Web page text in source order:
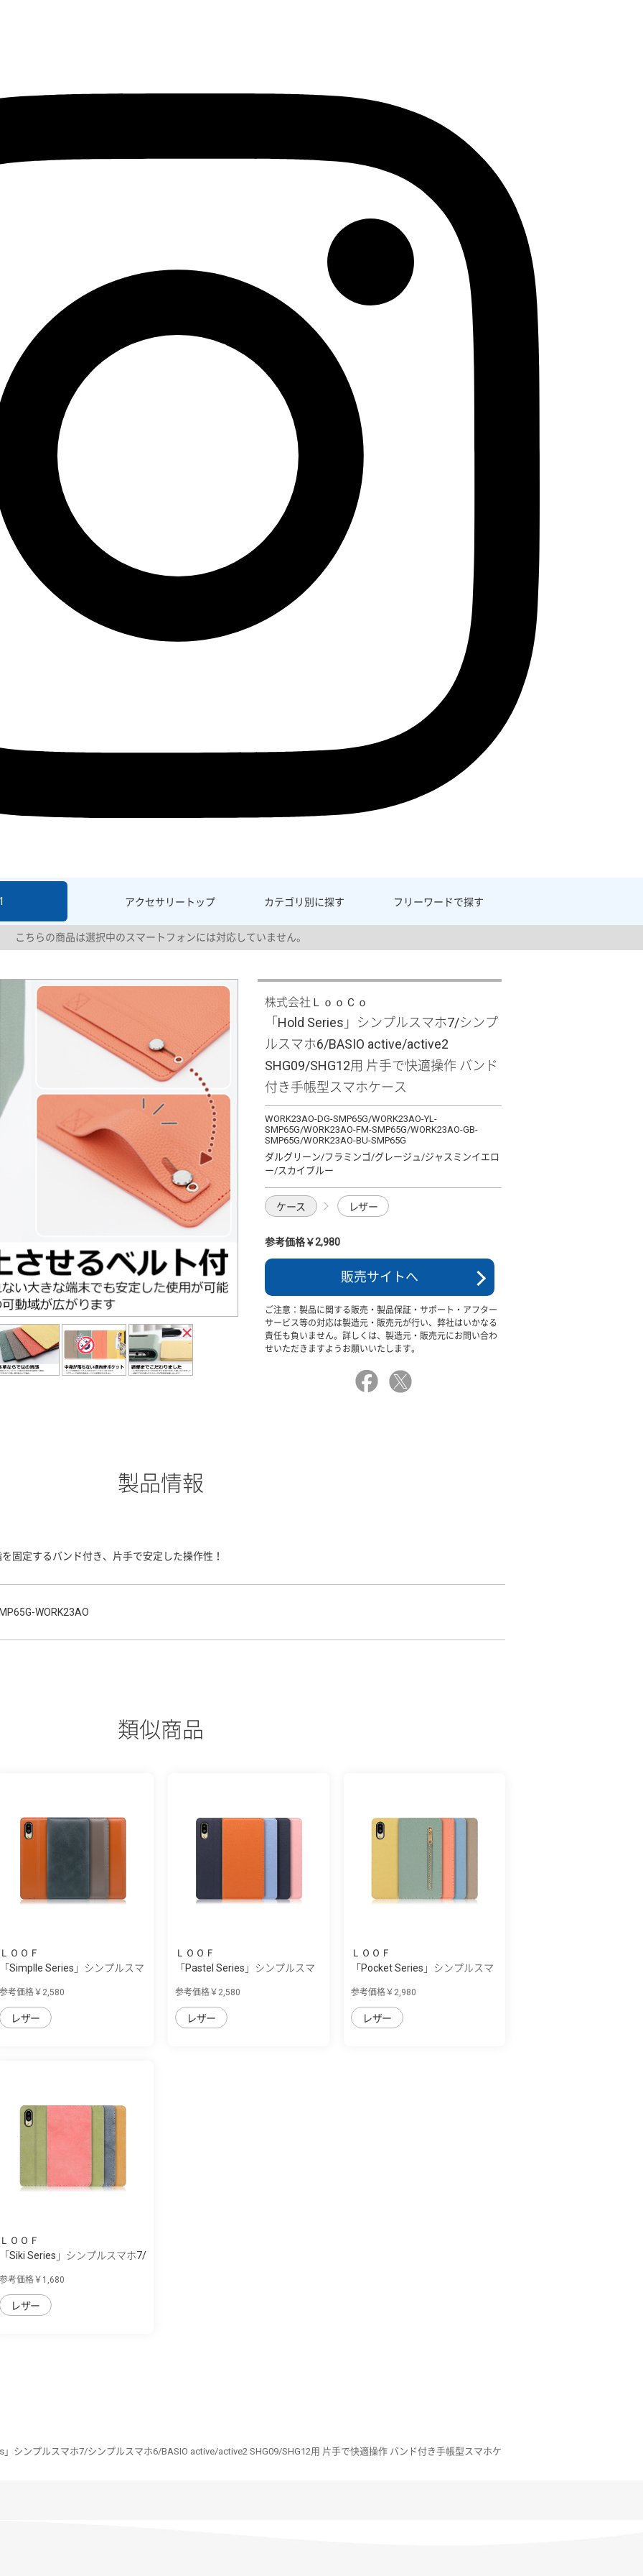
アクセサリー トップ カテゴリ別に探す フリーワードで探す
こちらの商品は選択中のスマートフォンには対応していません。
株式会社ＬｏｏＣｏ
「Hold Series」シンプルスマホ7/シンプ
ルスマホ6/BASIO active/active2
SHG09/SHG12用 片手で快適操作 バンド
付き手帳型スマホケース
WORK23AO-DG-SMP65G/WORK23AO-YL-
SMP65G/WORK23AO-FM-SMP65G/WORK23AO-GB-
SMP65G/WORK23AO-BU-SMP65G
ダルグリーン/フラミンゴ/グレージュ/ジャスミンイエロ
ー/スカイブルー
ケース レザー
参考価格￥2,980
販売サイトへ
ご注意：製品に関する販売・製品保証・サポート・アフター
サービス等の対応は製造元・販売元が行い、弊社はいかなる
責任も負いません。詳しくは、製造元・販売元にお問い合わ
せいただきますようお願いいたします。
製品情報
を固定するバンド付き、片手で安定した操作性！
WORK23AO
類似商品
ＬＯＯＦ
「Simplle Series」シンプルスマ
参考価格￥2,580
レザー
ＬＯＯＦ
「Pastel Series」シンプルスマ
参考価格￥2,580
レザー
ＬＯＯＦ
「Pocket Series」シンプルスマ
参考価格￥2,980
レザー
ＬＯＯＦ
「Siki Series」シンプルスマホ7/
参考価格￥1,680
レザー
」シンプルスマホ7/シンプルスマホ6/BASIO active/active2 SHG09/SHG12用 片手で快適操作 バンド付き手帳型スマホケ